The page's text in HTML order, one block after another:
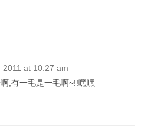
at 10:27 am
,有一毛是一毛啊~!!嘿嘿